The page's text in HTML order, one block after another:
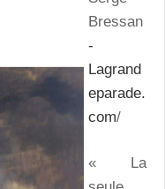
Bressan
-
Lagrand
eparade.
com/
« La